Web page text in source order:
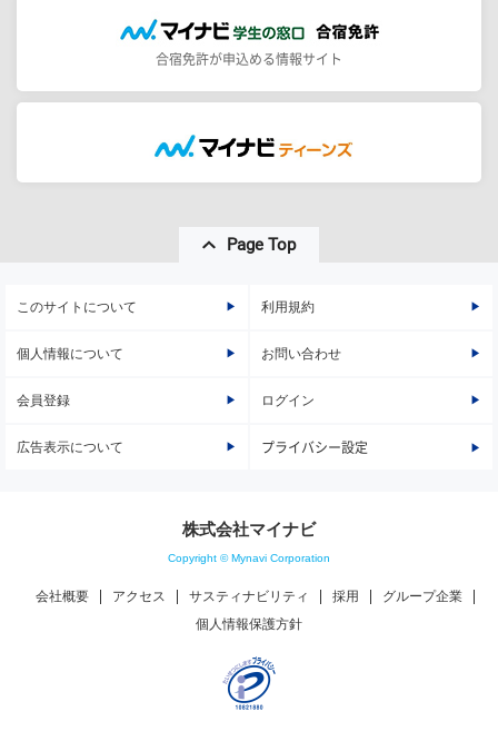
合宿免許が申込める情報サイト
Page Top
このサイトについて 利用規約
個人情報について お問い合わせ
会員登録 ログイン
広告表示について プライバシー設定
株式会社マイナビ
Copyright © Mynavi Corporation
会社概要 アクセス サスティナビリティ 採用
グループ企業
個人情報保護方針